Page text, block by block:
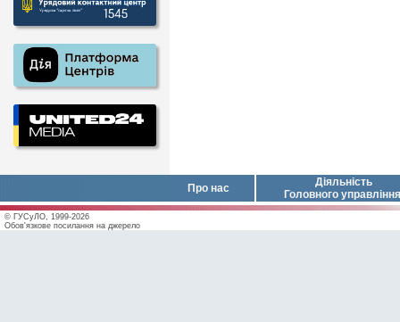
Про нас
Діяльність
Головного управління
© ГУСуЛО, 1999-2026
Обов'язкове посилання на джерело